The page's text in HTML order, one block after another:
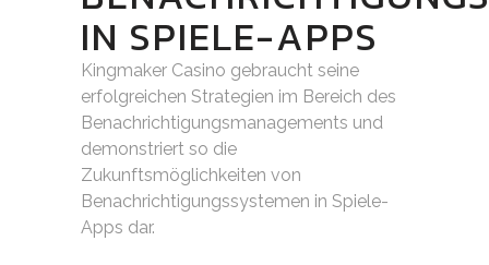
IN SPIELE-APPS
Kingmaker Casino gebraucht seine
erfolgreichen Strategien im Bereich des
Benachrichtigungsmanagements und
demonstriert so die
Zukunftsmöglichkeiten von
Benachrichtigungssystemen in Spiele-
Apps dar.